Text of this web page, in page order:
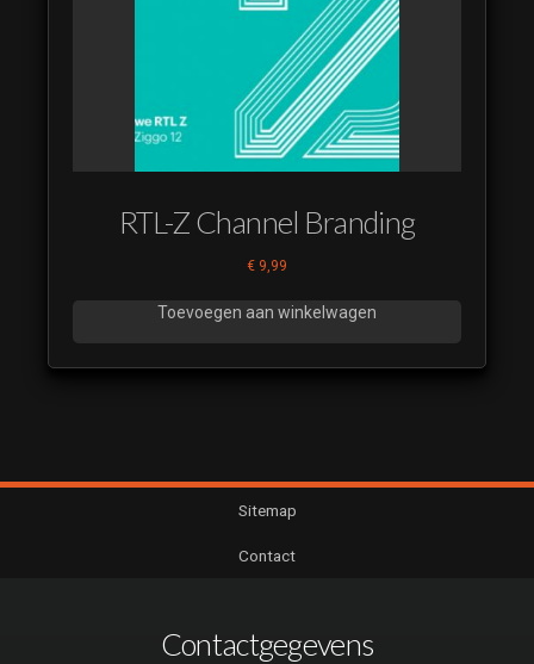
RTL-Z Channel Branding
€ 9,99
Toevoegen aan winkelwagen
Sitemap
Contact
Contactgegevens